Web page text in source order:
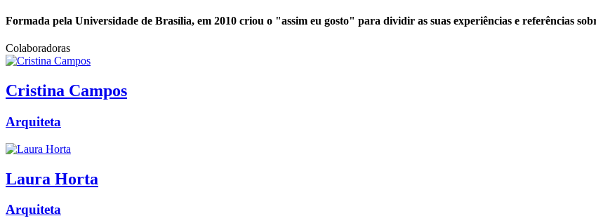
Formada pela Universidade de Brasília, em 2010 criou o "assim eu gosto" para dividir as suas experiências e referências
Colaboradoras
Cristina Campos
Arquiteta
Laura Horta
Arquiteta